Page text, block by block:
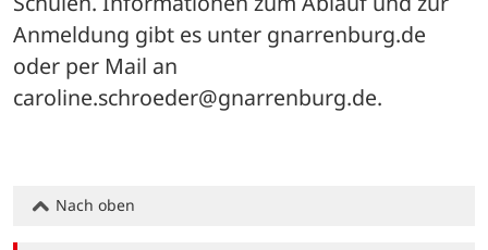
Anmeldung gibt es unter gnarrenburg.de
oder per Mail an
caroline.schroeder@gnarrenburg.de.
Nach oben